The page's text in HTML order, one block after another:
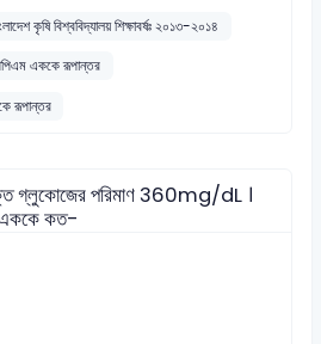
কৃষি বিশ্ববিদ্যালয় শিক্ষাবর্ষঃ ২০১৩-২০১৪
এককে রূপান্তর
রূপান্তর
গ্লুকোজের পরিমাণ 360mg/dL ।
কত-